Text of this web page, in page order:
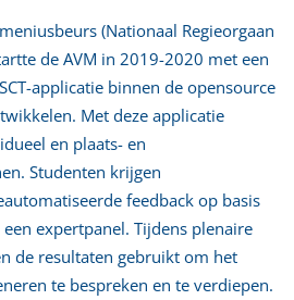
(Nationaal Regieorgaan
de AVM in 2019-2020 met een
applicatie binnen de opensource
Met deze applicatie
en plaats- en
Studenten krijgen
feedback op basis
expertpanel. Tijdens plenaire
de resultaten gebruikt om het
te bespreken en te verdiepen.